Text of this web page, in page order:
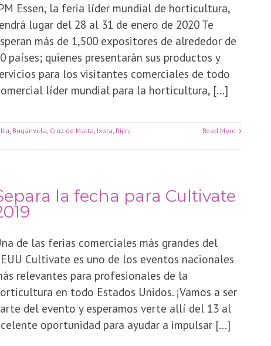
Essen, la feria líder mundial de horticultura,
lugar del 28 al 31 de enero de 2020 Te
más de 1,500 expositores de alrededor de
países; quienes presentarán sus productos y
para los visitantes comerciales de todo
líder mundial para la horticultura, [...]
, Buganvilla, Cruz de Malta, Ixora, Rijin,
Read More
la fecha para Cultivate
de las ferias comerciales más grandes del
Cultivate es uno de los eventos nacionales
relevantes para profesionales de la
en todo Estados Unidos. ¡Vamos a ser
del evento y esperamos verte allí del 13 al
oportunidad para ayudar a impulsar [...]